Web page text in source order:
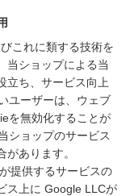
これに類する技術を
当ショップによる当
立ち、サービス向上
ユーザーは、ウェブ
を無効化することが
ショップのサービス
あります。
提供するサービスの
ス上に Google LLCが